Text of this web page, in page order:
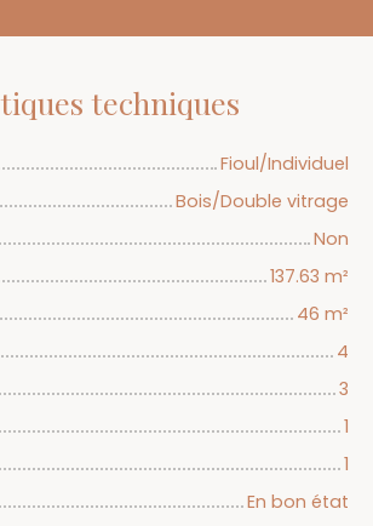
techniques
Fioul/Individuel
Bois/Double vitrage
Non
137.63 m²
46 m²
4
3
1
1
En bon état